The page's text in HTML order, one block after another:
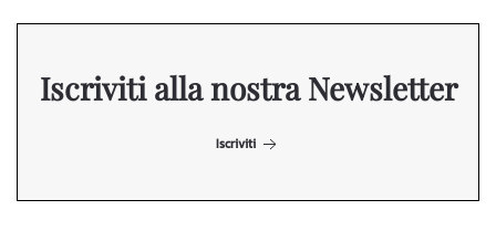
Iscriviti alla nostra Newsletter
Iscriviti